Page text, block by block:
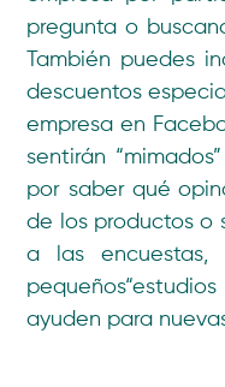
pregunta o
También puedes
descuentos
empresa en
sentirán
por saber qué
de los productos o
a las encuestas,
ayuden para